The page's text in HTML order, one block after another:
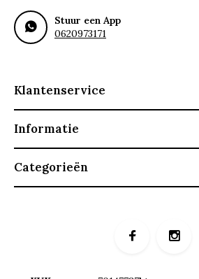
Stuur een App
0620973171
Klantenservice
Informatie
Categorieën